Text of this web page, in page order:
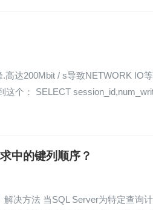
达200Mbit / s导致NETWORK IO
个： SELECT
中的键列顺序？
决方法 当SQL Server为特定查询